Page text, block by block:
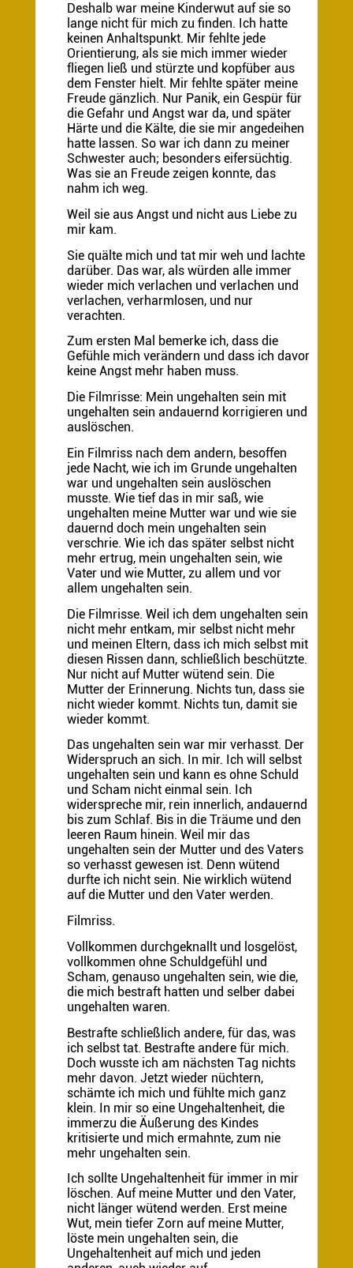
Deshalb war meine Kinderwut auf sie so
lange nicht für mich zu finden. Ich hatte
keinen Anhaltspunkt. Mir fehlte jede
Orientierung, als sie mich immer wieder
fliegen ließ und stürzte und kopfüber aus
dem Fenster hielt. Mir fehlte später meine
Freude gänzlich. Nur Panik, ein Gespür für
die Gefahr und Angst war da, und später
Härte und die Kälte, die sie mir angedeihen
hatte lassen. So war ich dann zu meiner
Schwester auch; besonders eifersüchtig.
Was sie an Freude zeigen konnte, das
nahm ich weg.
Weil sie aus Angst und nicht aus Liebe zu
mir kam.
Sie quälte mich und tat mir weh und lachte
darüber. Das war, als würden alle immer
wieder mich verlachen und verlachen und
verlachen, verharmlosen, und nur
verachten.
Zum ersten Mal bemerke ich, dass die
Gefühle mich verändern und dass ich davor
keine Angst mehr haben muss.
Die Filmrisse: Mein ungehalten sein mit
ungehalten sein andauernd korrigieren und
auslöschen.
Ein Filmriss nach dem andern, besoffen
jede Nacht, wie ich im Grunde ungehalten
war und ungehalten sein auslöschen
musste. Wie tief das in mir saß, wie
ungehalten meine Mutter war und wie sie
dauernd doch mein ungehalten sein
verschrie. Wie ich das später selbst nicht
mehr ertrug, mein ungehalten sein, wie
Vater und wie Mutter, zu allem und vor
allem ungehalten sein.
Die Filmrisse. Weil ich dem ungehalten sein
nicht mehr entkam, mir selbst nicht mehr
und meinen Eltern, dass ich mich selbst mit
diesen Rissen dann, schließlich beschützte.
Nur nicht auf Mutter wütend sein. Die
Mutter der Erinnerung. Nichts tun, dass sie
nicht wieder kommt. Nichts tun, damit sie
wieder kommt.
Das ungehalten sein war mir verhasst. Der
Widerspruch an sich. In mir. Ich will selbst
ungehalten sein und kann es ohne Schuld
und Scham nicht einmal sein. Ich
widerspreche mir, rein innerlich, andauernd
bis zum Schlaf. Bis in die Träume und den
leeren Raum hinein. Weil mir das
ungehalten sein der Mutter und des Vaters
so verhasst gewesen ist. Denn wütend
durfte ich nicht sein. Nie wirklich wütend
auf die Mutter und den Vater werden.
Filmriss.
Vollkommen durchgeknallt und losgelöst,
vollkommen ohne Schuldgefühl und
Scham, genauso ungehalten sein, wie die,
die mich bestraft hatten und selber dabei
ungehalten waren.
Bestrafte schließlich andere, für das, was
ich selbst tat. Bestrafte andere für mich.
Doch wusste ich am nächsten Tag nichts
mehr davon. Jetzt wieder nüchtern,
schämte ich mich und fühlte mich ganz
klein. In mir so eine Ungehaltenheit, die
immerzu die Äußerung des Kindes
kritisierte und mich ermahnte, zum nie
mehr ungehalten sein.
Ich sollte Ungehaltenheit für immer in mir
löschen. Auf meine Mutter und den Vater,
nicht länger wütend werden. Erst meine
Wut, mein tiefer Zorn auf meine Mutter,
löste mein ungehalten sein, die
Ungehaltenheit auf mich und jeden